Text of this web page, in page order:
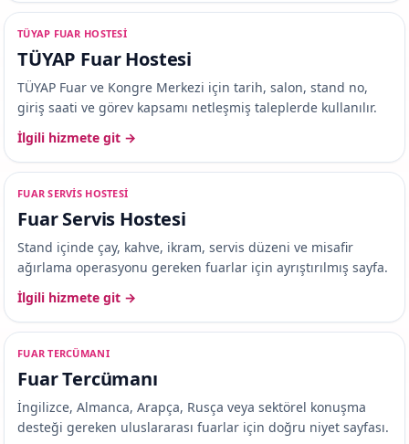
TÜYAP FUAR HOSTESI
TÜYAP Fuar Hostesi
TÜYAP Fuar ve Kongre Merkezi için tarih, salon, stand no,
giriş saati ve görev kapsamı netleşmiş taleplerde kullanılır.
İlgili hizmete git →
FUAR SERVIS HOSTESI
Fuar Servis Hostesi
Stand içinde çay, kahve, ikram, servis düzeni ve misafir
ağırlama operasyonu gereken fuarlar için ayrıştırılmış sayfa.
İlgili hizmete git →
FUAR TERCÜMANI
Fuar Tercümanı
İngilizce, Almanca, Arapça, Rusça veya sektörel konuşma
desteği gereken uluslararası fuarlar için doğru niyet sayfası.